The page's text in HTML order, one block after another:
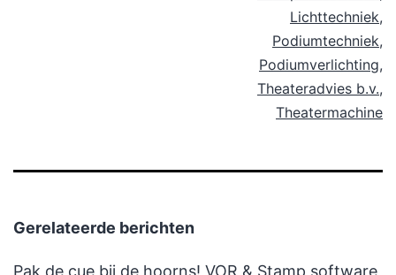
Lichttechniek,
Podiumtechniek,
Podiumverlichting,
Theateradvies b.v.,
Theatermachine
Gerelateerde berichten
Pak de cue bij de hoorns! VOR & Stamp software